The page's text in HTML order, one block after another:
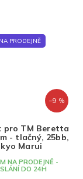
PRODEJNĚ
–9 %
pro TM Beretta
- tlačný, 25bb,
Marui
NA PRODEJNĚ -
DO 24H